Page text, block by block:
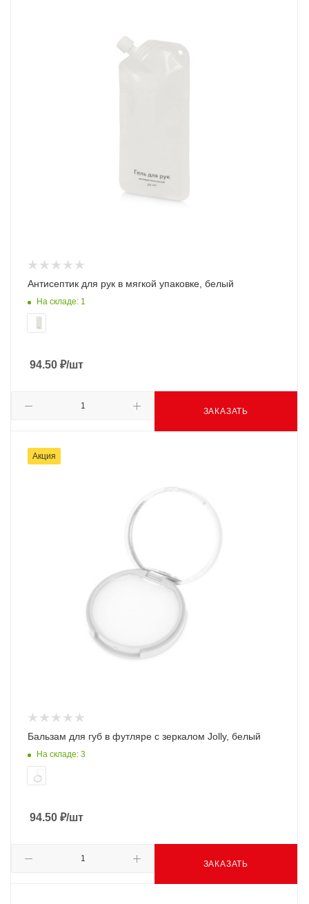
Антисептик для рук в мягкой упаковке, белый
На складе: 1
94.50 ₽/шт
ЗАКАЗАТЬ
Акция
Бальзам для губ в футляре с зеркалом Jolly, белый
На складе: 3
94.50 ₽/шт
ЗАКАЗАТЬ